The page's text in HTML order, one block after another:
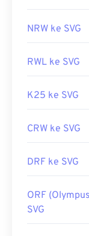
NRW ke SVG
RWL ke SVG
K25 ke SVG
CRW ke SVG
DRF ke SVG
ORF
SVG